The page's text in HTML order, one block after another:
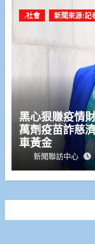
.社會 新聞來源:記
黑心狠賺疫情
萬劑疫苗詐慈
車黃金
新聞聯訪中心